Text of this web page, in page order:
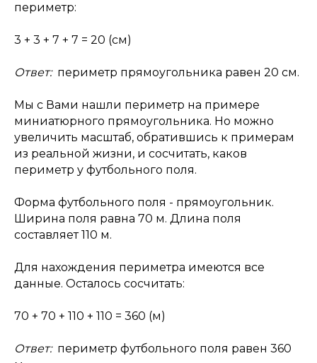
периметр:
3 + 3 + 7 + 7 = 20 (см)
Ответ:периметр прямоугольника равен 20 см.
Мы с Вами нашли периметр на примере
миниатюрного прямоугольника. Но можно
увеличить масштаб, обратившись к примерам
из реальной жизни, и сосчитать, каков
периметр у футбольного поля.
Форма футбольного поля - прямоугольник.
Ширина поля равна 70 м. Длина поля
составляет 110 м.
Для нахождения периметра имеются все
данные. Осталось сосчитать:
70 + 70 + 110 + 110 = 360 (м)
Ответ: периметр футбольного поля равен 360